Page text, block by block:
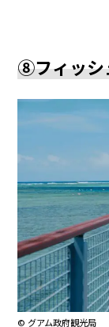
⑧フィッシ
© グアム政府観光局